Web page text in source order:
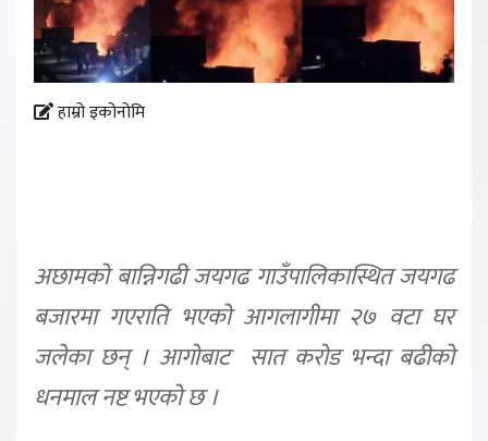
हाम्रो इकोनोमि
अछामको बान्निगढी जयगढ गाउँपालिकास्थित जयगढ
बजारमा गएराति भएको आगलागीमा २७ वटा घर
जलेका छन् । आगोबाट सात करोड भन्दा बढीको
धनमाल नष्ट भएको छ ।